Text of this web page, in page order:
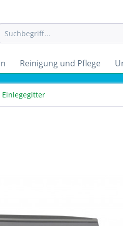
Reinigung und Pflege
Einlegegitter